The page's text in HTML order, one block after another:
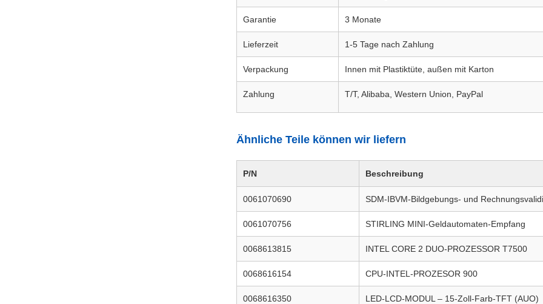
Garantie 3 Monate
Lieferzeit 1-5 Tage nach Zahlung
Verpackung Innen mit Plastiktüte, außen mit Karton
Zahlung T/T, Alibaba, Western Union, PayPal
Ähnliche Teile können wir liefern
P/N Beschreibung
0061070690 SDM-IBVM-Bildgebungs- und
0061070756 STIRLING MINI-Geldautomaten-Empfang
0068613815 INTEL CORE 2 DUO-PROZESSOR T7500
0068616154 CPU-INTEL-PROZESOR 900
0068616350 LED-LCD-MODUL – 15-Zoll-Farb-TFT (AUO)